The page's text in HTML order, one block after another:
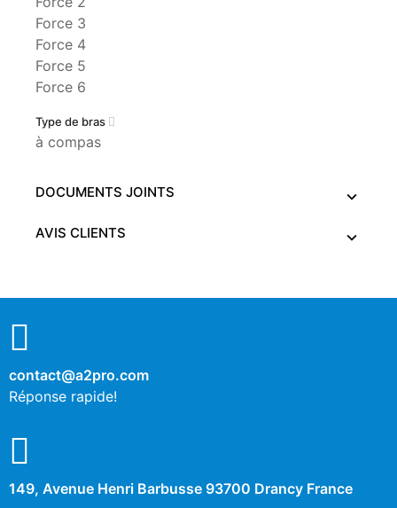
Force 3
Force 4
Force 5
Force 6
Type de bras
à compas
DOCUMENTS JOINTS
AVIS CLIENTS
contact@a2pro.com
Réponse rapide!
149, Avenue Henri Barbusse 93700 Drancy France